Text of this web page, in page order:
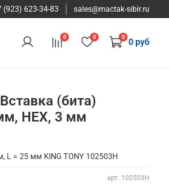
(923) 623-34-83 sales@mactak-sibir.ru
0 0 0 0 руб
арт. 102503H
(бита)
HEX, 3 мм
L = 25 мм KING TONY 102503H